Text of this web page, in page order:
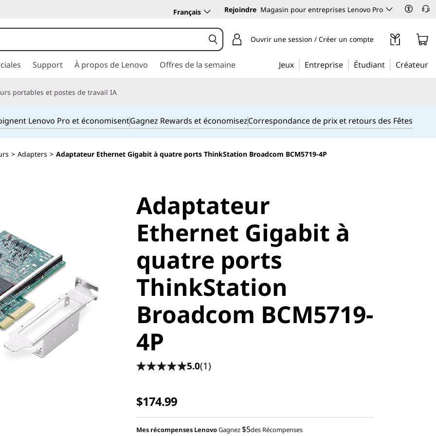
Français Rejoindre Magasin pour entreprises Lenovo Pro
Ouvrir une session / Créer un compte
Support À propos de Lenovo Offres de la semaine Jeux Entreprise Étudiant Créateur
portables et postes de travail IA
Lenovo Pro et économisentGagnez Rewards et économisezCorrespondance de prix et retours des Fêtes
> Adapters > Adaptateur Ethernet Gigabit à quatre ports ThinkStation Broadcom BCM5719-4P
Adaptateur
Ethernet Gigabit à
quatre ports
ThinkStation
Broadcom BCM5719-
4P
5.0(1)
$174.99
Mes récompenses LenovoGagnez $5des Récompenses